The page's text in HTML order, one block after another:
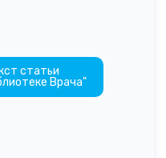
статьи
Врача"